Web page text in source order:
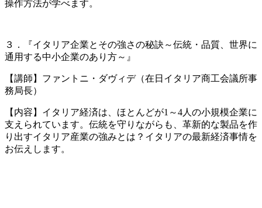
操作方法が学べます。
３．『イタリア企業とその強さの秘訣～伝統・品質、世界に
通用する中小企業のあり方～』
【講師】ファントニ・ダヴィデ（在日イタリア商工会議所事
務局長）
【内容】イタリア経済は、ほとんどが1～4人の小規模企業に
支えられています。伝統を守りながらも、革新的な製品を作
り出すイタリア産業の強みとは？イタリアの最新経済事情を
お伝えします。